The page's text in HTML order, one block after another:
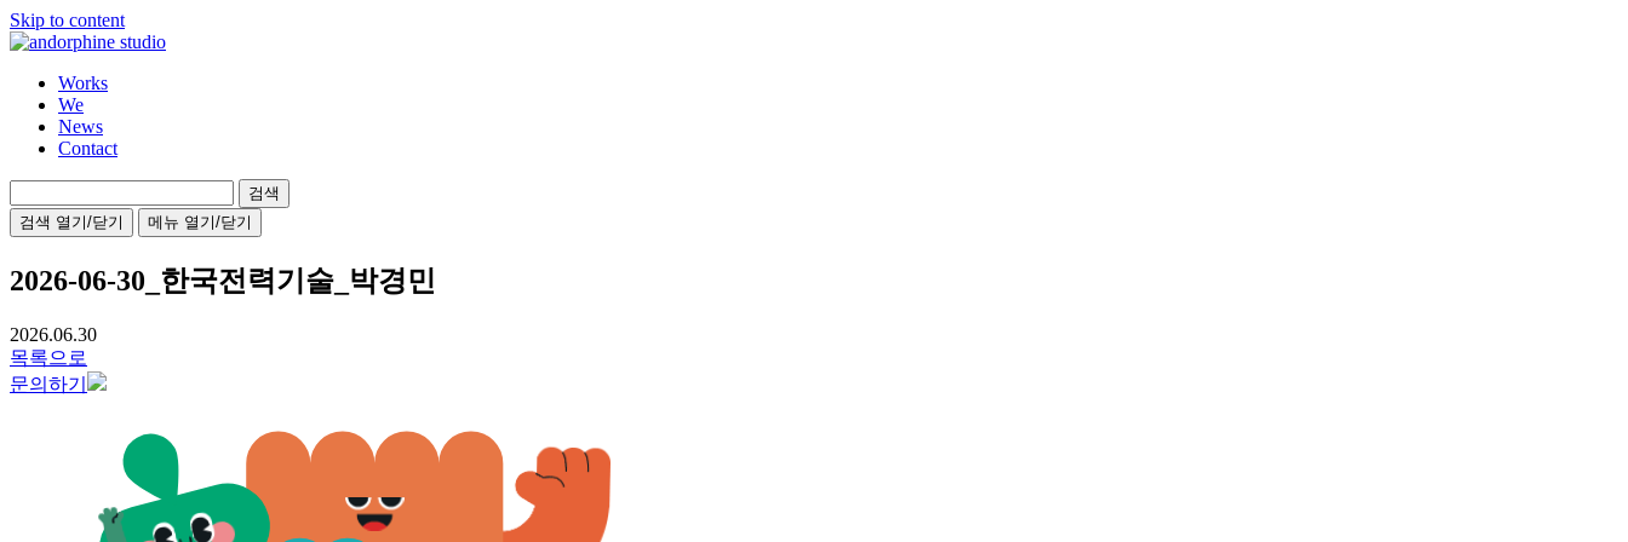
Skip to content
Works
We
News
Contact
색:검색 열기/닫기 메뉴 열기/닫기
2026-06-30_한국전력기술_박경민
2026.06.30
목록으로
문의하기